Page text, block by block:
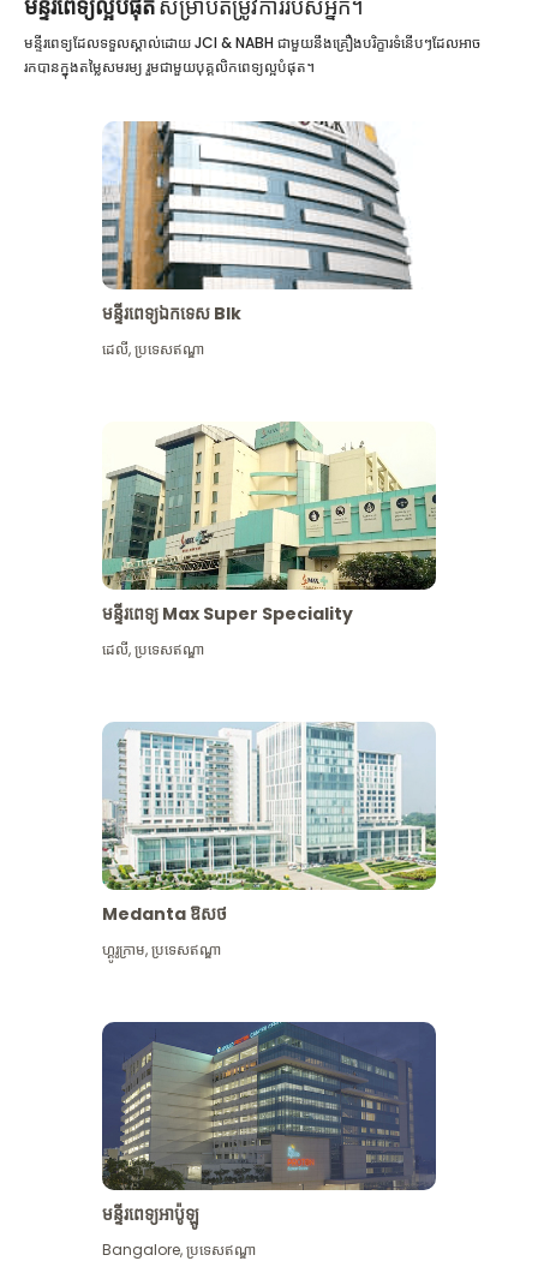
មន្ទីរពេទ្យល្អបំផុតសម្រាប់តម្រូវការរបស់អ្នក។
មើល​ច្រើន​ទៀត
មន្ទីរពេទ្យដែលទទួលស្គាល់ដោយ JCI & NABH ជាមួយនឹងគ្រឿងបរិក្ខារទំនើបៗដែលអាច
រកបានក្នុងតម្លៃសមរម្យ រួមជាមួយបុគ្គលិកពេទ្យល្អបំផុត។
មន្ទីរពេទ្យឯកទេស Blk
ដេលី,ប្រទេសឥណ្ឌា
មន្ទីរពេទ្យ Max Super Speciality
ដេលី,ប្រទេសឥណ្ឌា
Medanta ឱសថ
ហ្គូរូក្រាម,ប្រទេសឥណ្ឌា
មន្ទីរពេទ្យអាប៉ូឡូ
Bangalore,ប្រទេសឥណ្ឌា